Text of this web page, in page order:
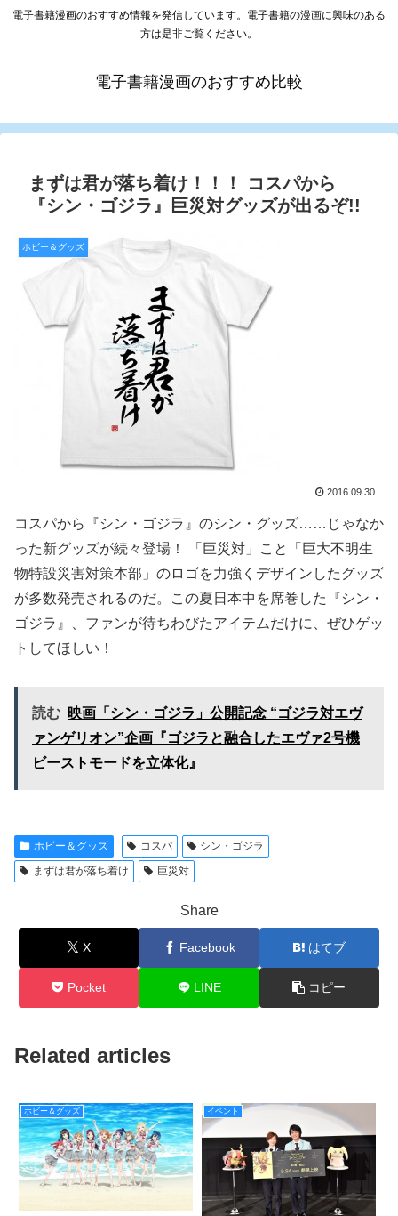
電子書籍漫画のおすすめ情報を発信しています。電子書籍の漫画に興味のある
方は是非ご覧ください。
電子書籍漫画のおすすめ比較
まずは君が落ち着け！！！ コスパから
『シン・ゴジラ』巨災対グッズが出るぞ!!
ホビー＆グッズ
2016.09.30
コスパから『シン・ゴジラ』のシン・グッズ……じゃなか
った新グッズが続々登場！ 「巨災対」こと「巨大不明生
物特設災害対策本部」のロゴを力強くデザインしたグッズ
が多数発売されるのだ。この夏日本中を席巻した『シン・
ゴジラ』、ファンが待ちわびたアイテムだけに、ぜひゲッ
トしてほしい！
読む 映画「シン・ゴジラ」公開記念 “ゴジラ対エヴ
ァンゲリオン”企画『ゴジラと融合したエヴァ2号機
ビーストモードを立体化』
ホビー＆グッズ コスパ
シン・ゴジラ
まずは君が落ち着け
巨災対
Share
X Facebook はてブ
Pocket LINE コピー
Related articles
ホビー＆グッズ イベント